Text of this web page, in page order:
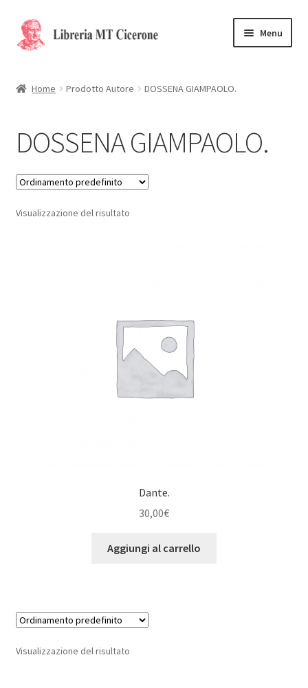
Vai
alla
Vai
al
Menu
La Storia
Contattaci
Cassa
Home Prodotto Autore DOSSENA GIAMPAOLO.
DOSSENA GIAMPAOLO.
Visualizzazione del risultato
Dante.
30,00€
Aggiungi al carrello
Visualizzazione del risultato